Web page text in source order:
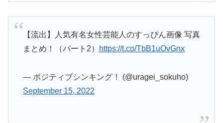
【流出】人気有名女性芸能人のすっぴん画像 写真
まとめ！（パート2）
https://t.co/TbB1uOvGnx
— ポジティブシンキング！ (@uragei_sokuho)
September 15, 2022